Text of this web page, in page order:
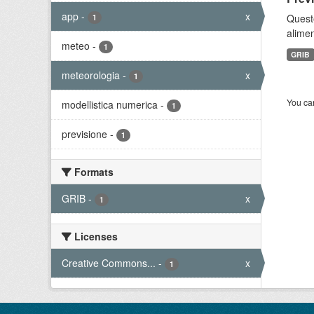
app - 1 x
meteo - 1
meteorologia - 1 x
modellistica numerica - 1
previsione - 1
Formats
GRIB - 1 x
Licenses
Creative Commons... - 1 x
GRIB
You